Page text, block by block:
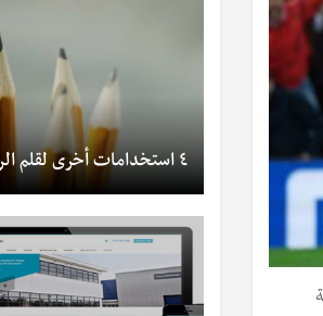
٤ استخدامات أخرى لقلم الرصاص غير الكتابة!